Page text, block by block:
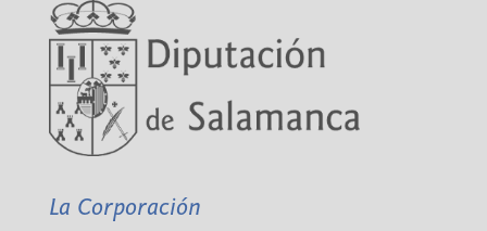
La Corporación